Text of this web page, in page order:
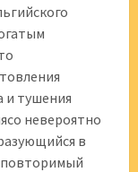
и тушения
невероятно
в